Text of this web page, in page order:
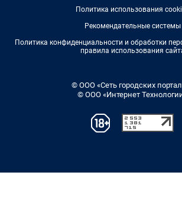
Политика использования
Рекомендательные системы
Политика конфиденциальности и обработки
правила использования
© ООО «Сеть городских
© ООО «Интернет